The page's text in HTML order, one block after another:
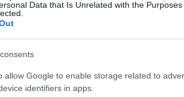
Data that Is Unrelated with the
allow Google to enable storage related to
identifiers in apps.
di formalizzare
della Scozia per il
le comunicazioni ufficiali